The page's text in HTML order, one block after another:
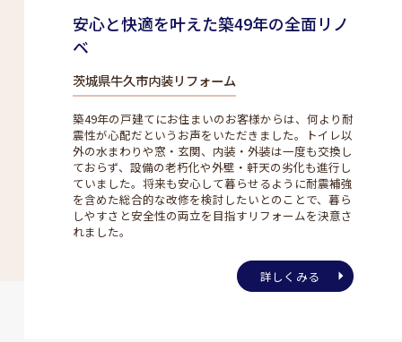
安心と快適を叶えた築49年の全面リノ
ベ
茨城県牛久市内装リフォーム
築49年の戸建てにお住まいのお客様からは、何より耐
震性が心配だというお声をいただきました。トイレ以
外の水まわりや窓・玄関、内装・外装は一度も交換し
ておらず、設備の老朽化や外壁・軒天の劣化も進行し
ていました。将来も安心して暮らせるように耐震補強
を含めた総合的な改修を検討したいとのことで、暮ら
しやすさと安全性の両立を目指すリフォームを決意さ
れました。
詳しくみる